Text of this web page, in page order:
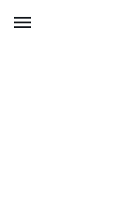
menu